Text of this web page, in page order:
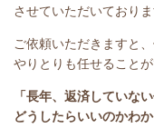
させていただいておりま
ご依頼いただきますと
やりとりも任せることが
「長年、返済していな
どうしたらいいのかわ